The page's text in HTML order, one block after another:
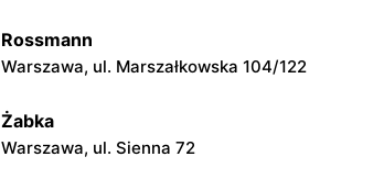
4
Łomianki, ul. Warszawska 71 A
Rossmann
Warszawa, ul. Marszałkowska 104/122
Żabka
Warszawa, ul. Sienna 72